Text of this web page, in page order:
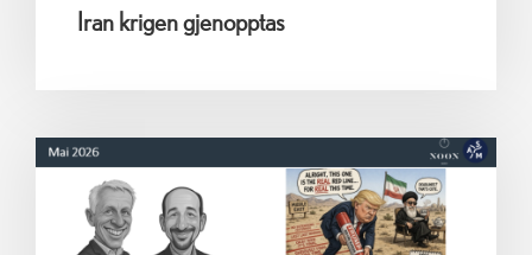
Iran krigen gjenopptas